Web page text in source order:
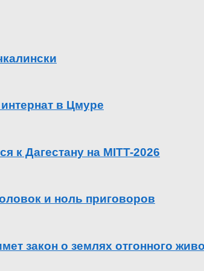
в Цмуре
к Дагестану на MITT-2026
и ноль приговоров
закон о землях отгонного